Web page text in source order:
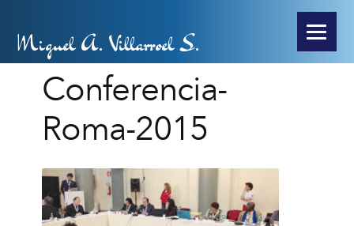
Miguel A. Villarroel S.
Conferencia-
Roma-2015